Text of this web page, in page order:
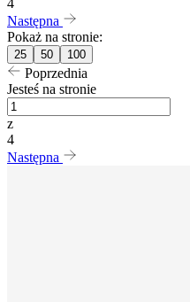
Następna
Pokaż na stronie:
25 50 100
Poprzednia
Jesteś na stronie
z
4
Następna